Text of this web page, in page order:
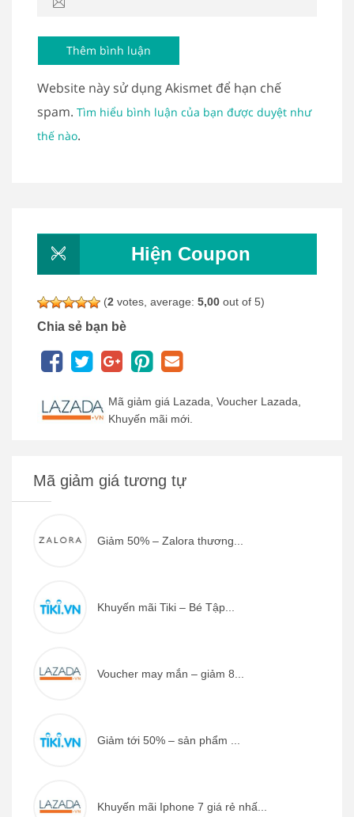
Website này sử dụng Akismet để hạn chế
spam. Tìm hiểu bình luận của bạn được duyệt như
thế nào.
Hiện Coupon
(2 votes, average: 5,00 out of 5)
Chia sẻ bạn bè
Mã giảm giá Lazada, Voucher Lazada,
Khuyến mãi mới.
Mã giảm giá tương tự
Giảm 50% – Zalora thương...
Khuyến mãi Tiki – Bé Tập...
Voucher may mắn – giảm 8...
Giảm tới 50% – sản phẩm ...
Khuyến mãi Iphone 7 giá rẻ nhấ...